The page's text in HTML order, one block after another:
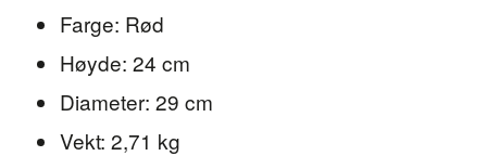
Farge: Rød
Høyde: 24 cm
Diameter: 29 cm
Vekt: 2,71 kg